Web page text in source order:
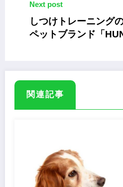
Next post
しつけトレーニング
ペットブランド「
関連記事